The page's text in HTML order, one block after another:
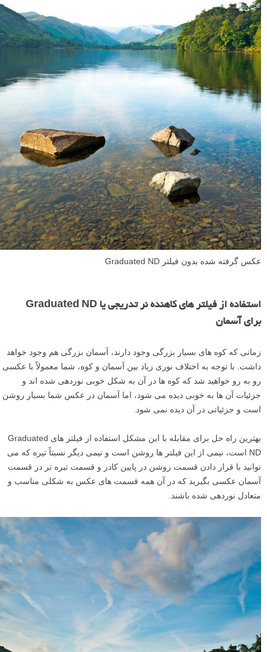
عکس گرفته شده بدون فیلتر Graduated ND
استفاده از فیلتر های کاهنده نر تدریجی یا Graduated ND
برای آسمان
زمانی که کوه های بسیار بزرگی وجود دارند، آسمان بزرگی هم وجود خواهد
داشت. با توجه به اختلاف نوری زیاد بین آسمان و کوه، شما معمولاً با عکسی
رو به رو خواهید شد که کوه ها در آن به شکل خوبی نوردهی شده اند و
جزئیات آن ها به خوبی دیده می شود، اما آسمان در عکس شما بسیار روشن
است و جزئیاتی در آن دیده نمی شود.
بهترین راه حل برای مقابله با این مشکل استفاده از فیلتر های Graduated
ND است، نیمی از این فیلتر ها روشن است و نیمی دیگر نسبتاً تیره که می
توانید با قرار دادن قسمت روشن در پایین کادر و قسمت تیره تر در قسمت
آسمان عکسی بگیرید که در آن همه قسمت های عکس به شکلی مناسب و
متعادل نوردهی شده باشند.